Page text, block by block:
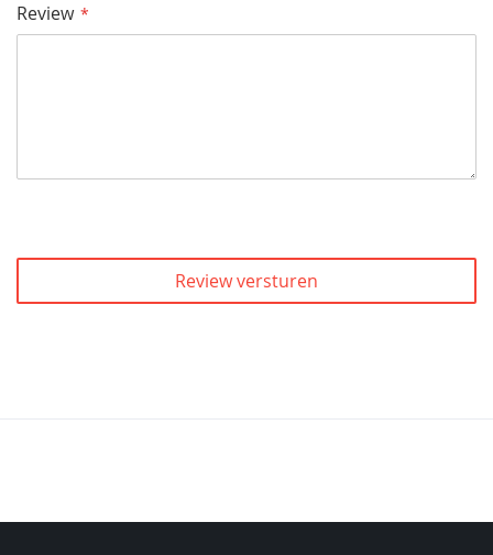
Review
Review versturen